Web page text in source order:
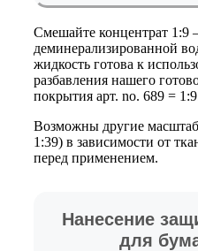
Смешайте концентрат 1:9
деминерализированной
жидкость готова к
разбавления нашего
покрытия aрт. no. 689 =
Возможны другие
1:39) в зависимости от
перед применением.
Нанесение
для